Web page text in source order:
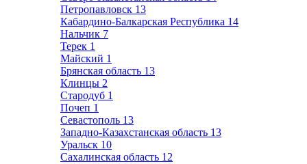
Петропавловск 13
Кабардино-Балкарская Республика 14
Нальчик 7
Терек 1
Майский 1
Брянская область 13
Клинцы 2
Стародуб 1
Почеп 1
Севастополь 13
Западно-Казахстанская область 13
Уральск 10
Сахалинская область 12